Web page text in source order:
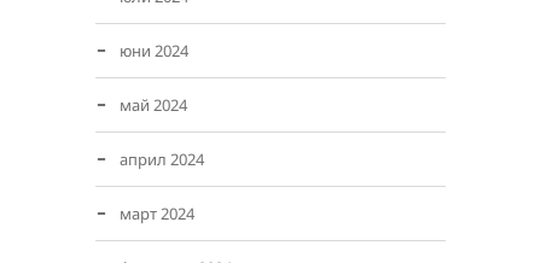
юни 2024
май 2024
април 2024
март 2024